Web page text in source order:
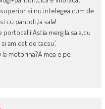
si nu intelegea cum de
cu pantofi,la sala!
merg la sala,cu
am dat de tacsu’.
motorina?A mea e pe